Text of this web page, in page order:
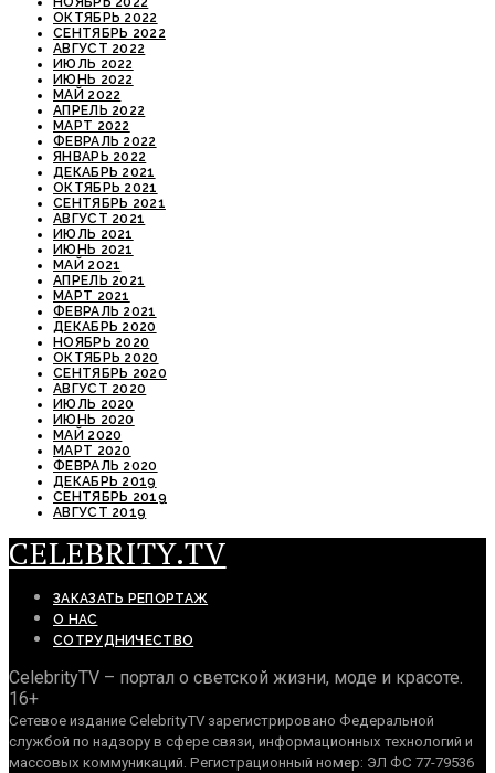
ОКТЯБРЬ 2022
СЕНТЯБРЬ 2022
АВГУСТ 2022
ИЮЛЬ 2022
ИЮНЬ 2022
МАЙ 2022
АПРЕЛЬ 2022
МАРТ 2022
ФЕВРАЛЬ 2022
ЯНВАРЬ 2022
ДЕКАБРЬ 2021
ОКТЯБРЬ 2021
СЕНТЯБРЬ 2021
АВГУСТ 2021
ИЮЛЬ 2021
ИЮНЬ 2021
МАЙ 2021
АПРЕЛЬ 2021
МАРТ 2021
ФЕВРАЛЬ 2021
ДЕКАБРЬ 2020
НОЯБРЬ 2020
ОКТЯБРЬ 2020
СЕНТЯБРЬ 2020
АВГУСТ 2020
ИЮЛЬ 2020
ИЮНЬ 2020
МАЙ 2020
МАРТ 2020
ФЕВРАЛЬ 2020
ДЕКАБРЬ 2019
СЕНТЯБРЬ 2019
АВГУСТ 2019
CELEBRITY.TV
ЗАКАЗАТЬ РЕПОРТАЖ
О НАС
СОТРУДНИЧЕСТВО
CelebrityTV – портал о светской жизни, моде и красоте.
16+
Сетевое издание CelebrityTV зарегистрировано Федеральной
службой по надзору в сфере связи, информационных технологий и
массовых коммуникаций. Регистрационный номер: ЭЛ ФС 77-79536